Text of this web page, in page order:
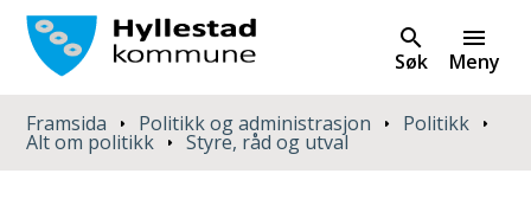
Søk Meny
Du er her:
Framsida Politikk og administrasjon Politikk
Alt om politikk Styre, råd og utval